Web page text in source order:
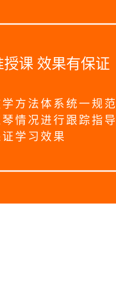
授课 效果有保证
方法体系统一规范
情况进行跟踪指导
学习效果